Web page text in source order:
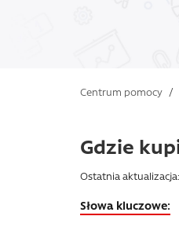
Centrum pomocy /
Gdzie
Ostatnia